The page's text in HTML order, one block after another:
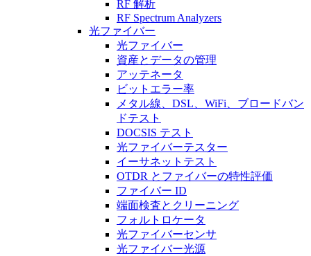
RF 解析
RF Spectrum Analyzers
光ファイバー
光ファイバー
資産とデータの管理
アッテネータ
ビットエラー率
メタル線、DSL、WiFi、ブロードバン
ドテスト
DOCSIS テスト
光ファイバーテスター
イーサネットテスト
OTDR とファイバーの特性評価
ファイバー ID
端面検査とクリーニング
フォルトロケータ
光ファイバーセンサ
光ファイバー光源